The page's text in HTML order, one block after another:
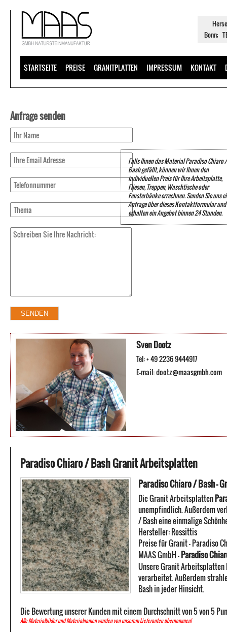
Bonn;
STARTSEITE PREISE GRANITPLATTEN IMPRESSUM KONTAKT
Anfrage senden
Falls Ihnen das Material Paradiso Chiaro /
Bash gefällt, können wir Ihnen den
individuellen Preis für Ihre Arbeitsplatte,
Fliesen, Treppen, Waschtische oder
Fensterbänke errechnen. Senden Sie uns
Anfrage über dieses Kontaktformular und
erhalten ein Angebot binnen 24 Stunden.
Sven Dootz
Tel: + 49 2236 9444917
E-mail:dootz@maasgmbh.com
Paradiso Chiaro / Bash Granit Arbeitsplatten
Paradiso Chiaro / Bash -
Die Granit Arbeitsplatten
unempfindlich. Außerdem
/ Bash eine einmalige
Hersteller:Rossittis
Preise für Granit -Paradiso
MAAS GmbH-Paradiso
Unsere Granit Arbeitsplatten
verarbeitet. Außerdem
Bash in jeder Hinsicht.
Die Bewertung unserer Kunden mit einem Durchschnitt von5von5
Alle Materialbilder und Materialnamen wurden von unserem Lieferanten übernommen!